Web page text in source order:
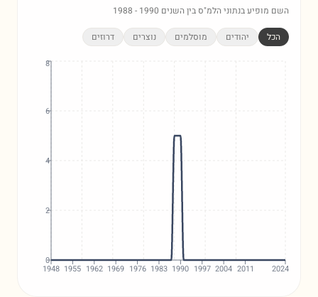
השם מופיע בנתוני הלמ"ס בין השנים 1988 - 1990
הכל יהודים מוסלמים נוצרים דרוזים
1948 1955 1962 1969 1976 1983 1990 1997 2004 2011 2024
0
2
4
6
8